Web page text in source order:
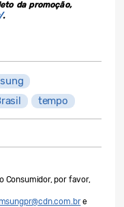
da promoção,
.
tempo
Consumidor, por favor,
e